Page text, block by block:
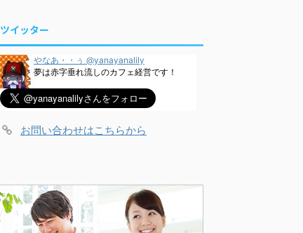
ツイッター
やなあ・・ぅ @yanayanalily
夢は赤字垂れ流しのカフェ経営です！
お問い合わせはこちらから